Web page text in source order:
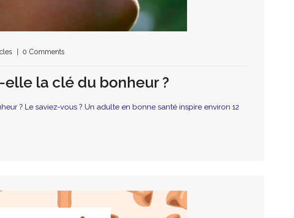
0 Comments
la clé du bonheur ?
? Le saviez-vous ? Un adulte en bonne santé inspire environ 12